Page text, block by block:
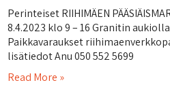
Perinteiset RIIHIMÄEN
8.4.2023 klo 9 – 16 Granitin
Paikkavaraukset
lisätiedot Anu 050 552 5699
Read More »